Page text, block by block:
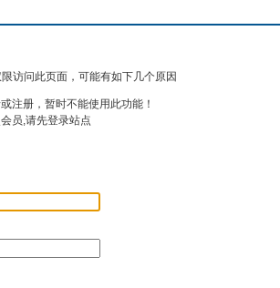
访问此页面，可能有如下几个原因
注册，暂时不能使用此功能！
员,请先登录站点